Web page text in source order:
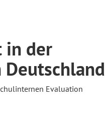
in der
Evaluation